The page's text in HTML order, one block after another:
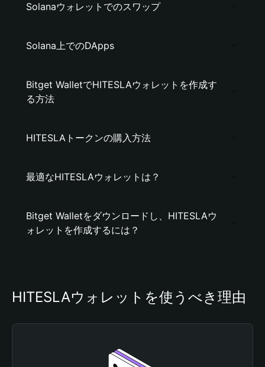
Solanaウォレットでのスワップ
Solana上でのDApps
Bitget WalletでHITESLAウォレットを作成す
る方法
HITESLAトークンの購入方法
最適なHITESLAウォレットは？
Bitget Walletをダウンロードし、HITESLAウ
ォレットを作成するには？
HITESLAウォレットを使うべき理由